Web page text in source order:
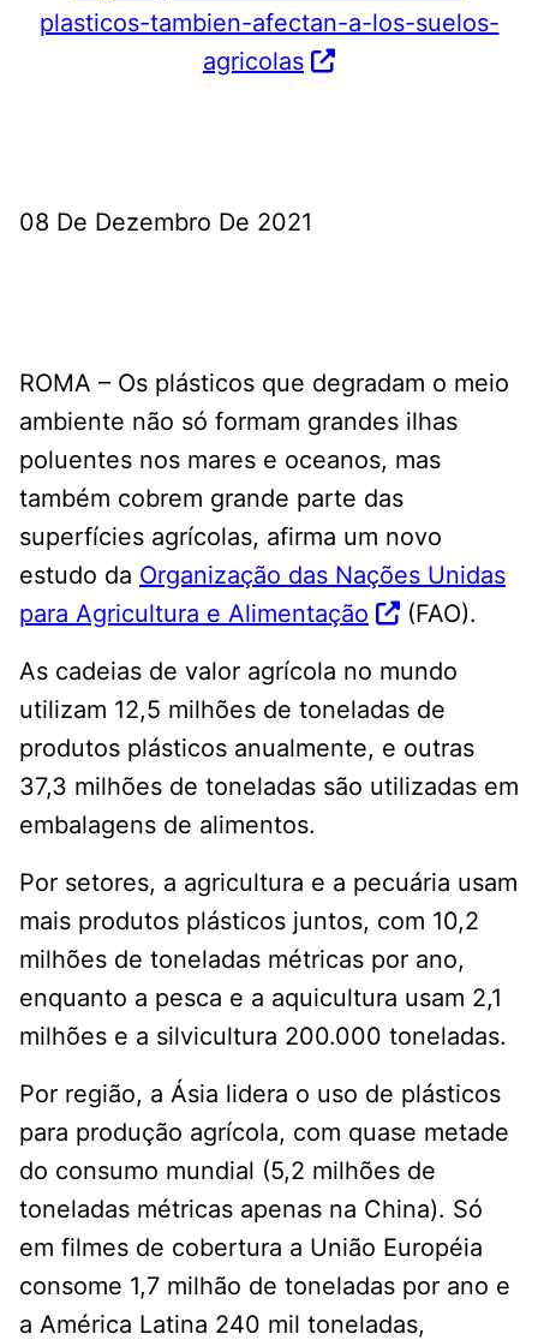
plasticos-tambien-afectan-a-los-suelos-
agricolas
08 De Dezembro De 2021
ROMA – Os plásticos que degradam o meio
ambiente não só formam grandes ilhas
poluentes nos mares e oceanos, mas
também cobrem grande parte das
superfícies agrícolas, afirma um novo
estudo da Organização das Nações Unidas
para Agricultura e Alimentação
(FAO).
As cadeias de valor agrícola no mundo
utilizam 12,5 milhões de toneladas de
produtos plásticos anualmente, e outras
37,3 milhões de toneladas são utilizadas em
embalagens de alimentos.
Por setores, a agricultura e a pecuária usam
mais produtos plásticos juntos, com 10,2
milhões de toneladas métricas por ano,
enquanto a pesca e a aquicultura usam 2,1
milhões e a silvicultura 200.000 toneladas.
Por região, a Ásia lidera o uso de plásticos
para produção agrícola, com quase metade
do consumo mundial (5,2 milhões de
toneladas métricas apenas na China). Só
em filmes de cobertura a União Européia
consome 1,7 milhão de toneladas por ano e
a América Latina 240 mil toneladas,